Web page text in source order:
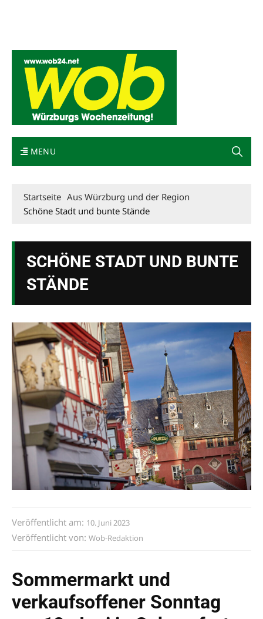
MENU
Startseite Aus Würzburg und der Region
Schöne Stadt und bunte Stände
SCHÖNE STADT UND BUNTE
STÄNDE
Veröffentlicht am: 10. Juni 2023
Veröffentlicht von: Wob-Redaktion
Sommermarkt und
verkaufsoffener Sonntag